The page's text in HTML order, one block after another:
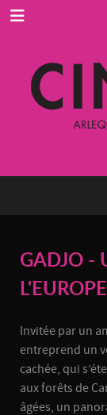
GADJO -
Invitée par un
entreprend un
cachée, qui
aux forêts de
âgées, un